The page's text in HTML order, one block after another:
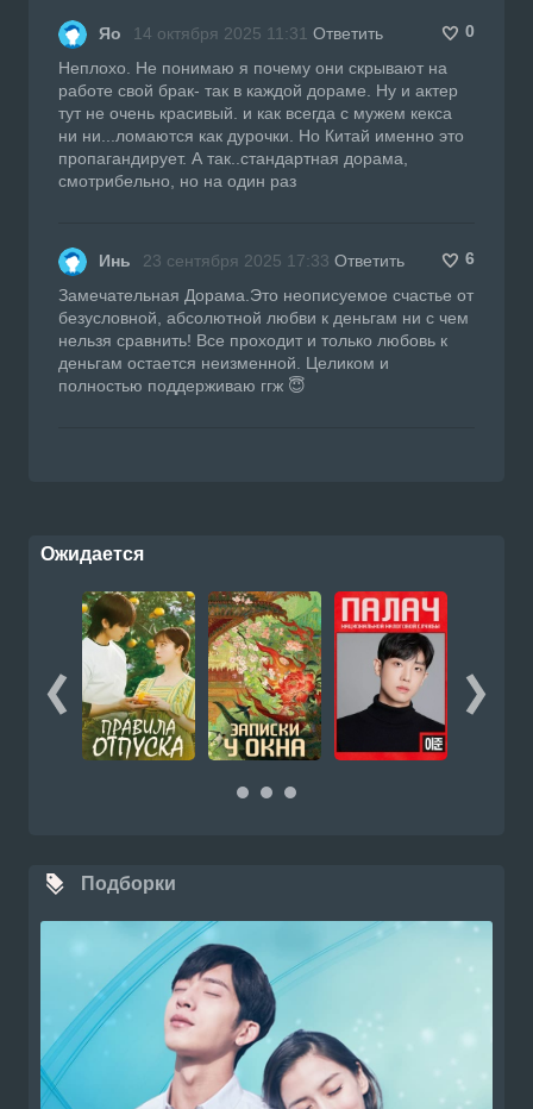
Яо 14 октября 2025 11:31 Ответить
0
Неплохо. Не понимаю я почему они скрывают на
работе свой брак- так в каждой дораме. Ну и актер
тут не очень красивый. и как всегда с мужем кекса
ни ни...ломаются как дурочки. Но Китай именно это
пропагандирует. А так..стандартная дорама,
смотрибельно, но на один раз
Инь 23 сентября 2025 17:33 Ответить
6
Замечательная Дорама.Это неописуемое счастье от
безусловной, абсолютной любви к деньгам ни с чем
нельзя сравнить! Все проходит и только любовь к
деньгам остается неизменной. Целиком и
полностью поддерживаю ггж 😇
Ожидается
Подборки